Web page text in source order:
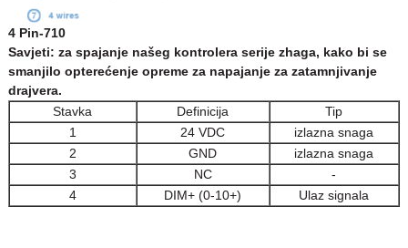
4 Pin-710
Savjeti: za spajanje našeg kontrolera serije zhaga, kako bi se
smanjilo opterećenje opreme za napajanje za zatamnjivanje
drajvera.
Stavka
Definicija
Tip
1
24 VDC
izlazna snaga
2
GND
izlazna snaga
3
NC
-
4
DIM+ (0-10+) Ulaz signala